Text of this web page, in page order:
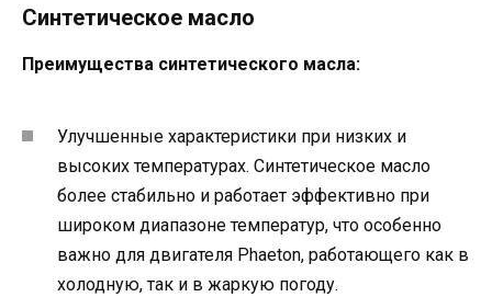
Синтетическое масло
Преимущества синтетического масла:
Улучшенные характеристики при низких и
высоких температурах. Синтетическое масло
более стабильно и работает эффективно при
широком диапазоне температур, что особенно
важно для двигателя Phaeton, работающего как в
холодную, так и в жаркую погоду.